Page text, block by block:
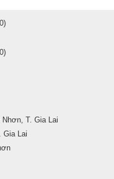
T. Gia Lai
Gia Lai